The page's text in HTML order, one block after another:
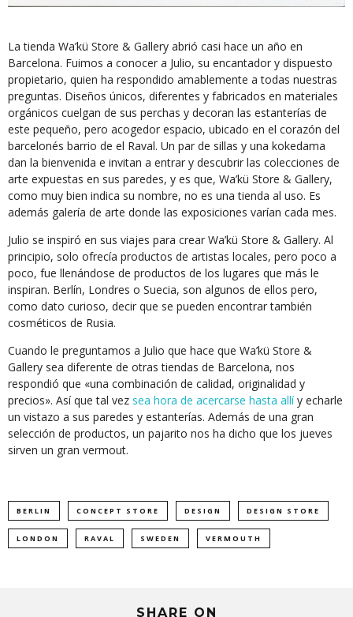
La tienda Wa’kü Store & Gallery abrió casi hace un año en
Barcelona. Fuimos a conocer a Julio, su encantador y dispuesto
propietario, quien ha respondido amablemente a todas nuestras
preguntas. Diseños únicos, diferentes y fabricados en materiales
orgánicos cuelgan de sus perchas y decoran las estanterías de
este pequeño, pero acogedor espacio, ubicado en el corazón del
barcelonés barrio de el Raval. Un par de sillas y una kokedama
dan la bienvenida e invitan a entrar y descubrir las colecciones de
arte expuestas en sus paredes, y es que, Wa’kü Store & Gallery,
como muy bien indica su nombre, no es una tienda al uso. Es
además galería de arte donde las exposiciones varían cada mes.
Julio se inspiró en sus viajes para crear Wa’kü Store & Gallery. Al
principio, solo ofrecía productos de artistas locales, pero poco a
poco, fue llenándose de productos de los lugares que más le
inspiran. Berlín, Londres o Suecia, son algunos de ellos pero,
como dato curioso, decir que se pueden encontrar también
cosméticos de Rusia.
Cuando le preguntamos a Julio que hace que Wa’kü Store &
Gallery sea diferente de otras tiendas de Barcelona, nos
respondió que «una combinación de calidad, originalidad y
precios». Así que tal vez sea hora de acercarse hasta allíy echarle
un vistazo a sus paredes y estanterías. Además de una gran
selección de productos, un pajarito nos ha dicho que los jueves
sirven un gran vermout.
BERLIN CONCEPT STORE DESIGN DESIGN STORE
LONDON RAVAL SWEDEN VERMOUTH
SHARE ON